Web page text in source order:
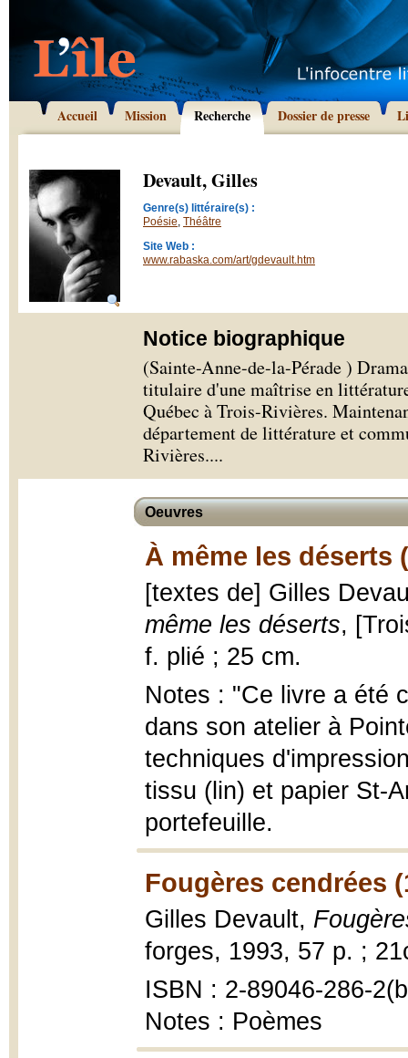
Accueil Mission Recherche Dossier de presse
Devault, Gilles
Genre(s) littéraire(s) :
Poésie, Théâtre
Site Web :
www.rabaska.com/art/gdevault.htm
Notice biographique
(Sainte-Anne-de-la-Pérade )
titulaire d'une maîtrise en
Québec à Trois-Rivières.
département de littérature et
Rivières....
Oeuvres
À même les déserts
[textes de] Gilles
même les déserts,
f. plié ; 25 cm.
Notes : "Ce livre a été
dans son atelier à
techniques
tissu (lin) et papier St-
portefeuille.
Fougères cendrées
Gilles Devault,
forges, 1993, 57 p. ;
ISBN : 2-89046-286-
Notes : Poèmes